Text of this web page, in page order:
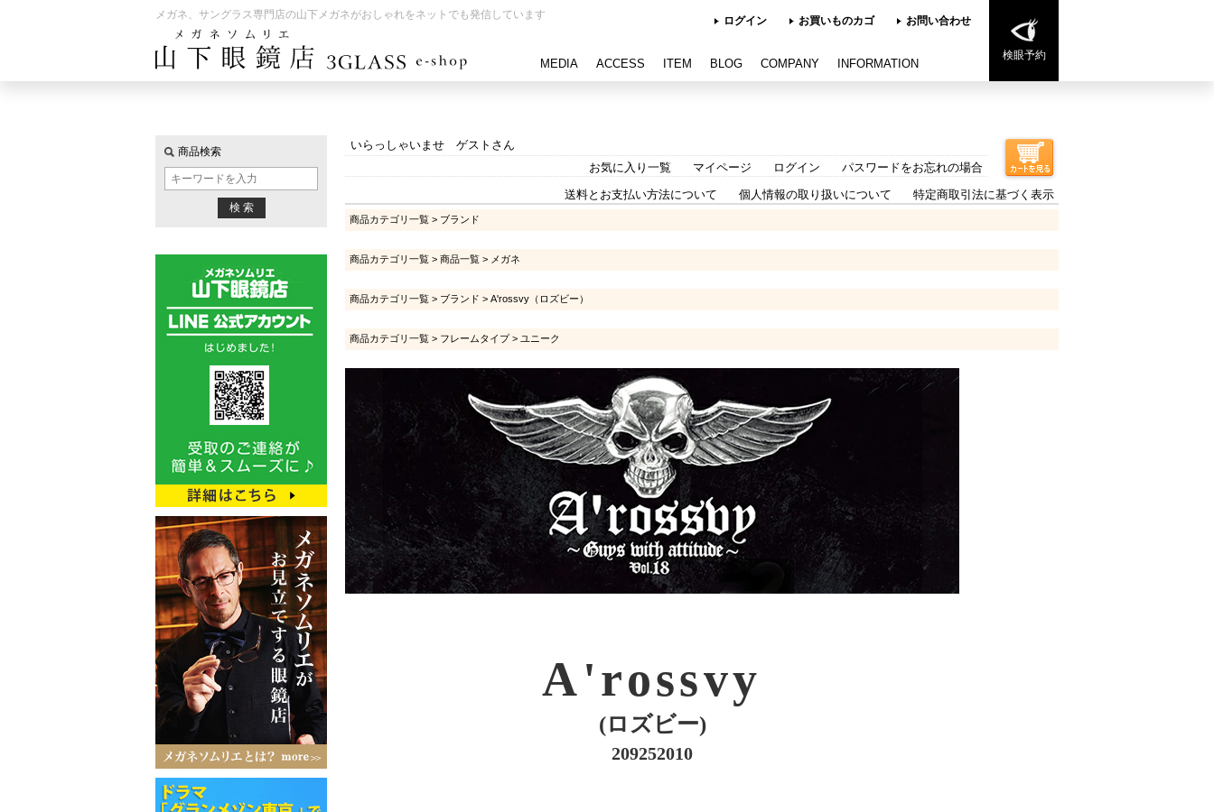
メガネ、サングラス専門店の山下メガネがおしゃれをネットでも発信しています ログイン お買いものカゴ お問い合わせ
検眼予約
MEDIA ACCESS ITEM BLOG COMPANY INFORMATION
商品検索
いらっしゃいませ ゲストさん
お気に入り一覧
マイページ ログイン
パスワードをお忘れの場合
送料とお支払い方法について
個人情報の取り扱いについて 特定商取引法に基づく表示
商品カテゴリ一覧 > ブランド
商品カテゴリ一覧 > 商品一覧 > メガネ
商品カテゴリ一覧 > ブランド > A'rossvy（ロズビー）
商品カテゴリ一覧 > フレームタイプ> ユニーク